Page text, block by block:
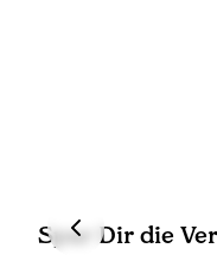
Spar Dir die